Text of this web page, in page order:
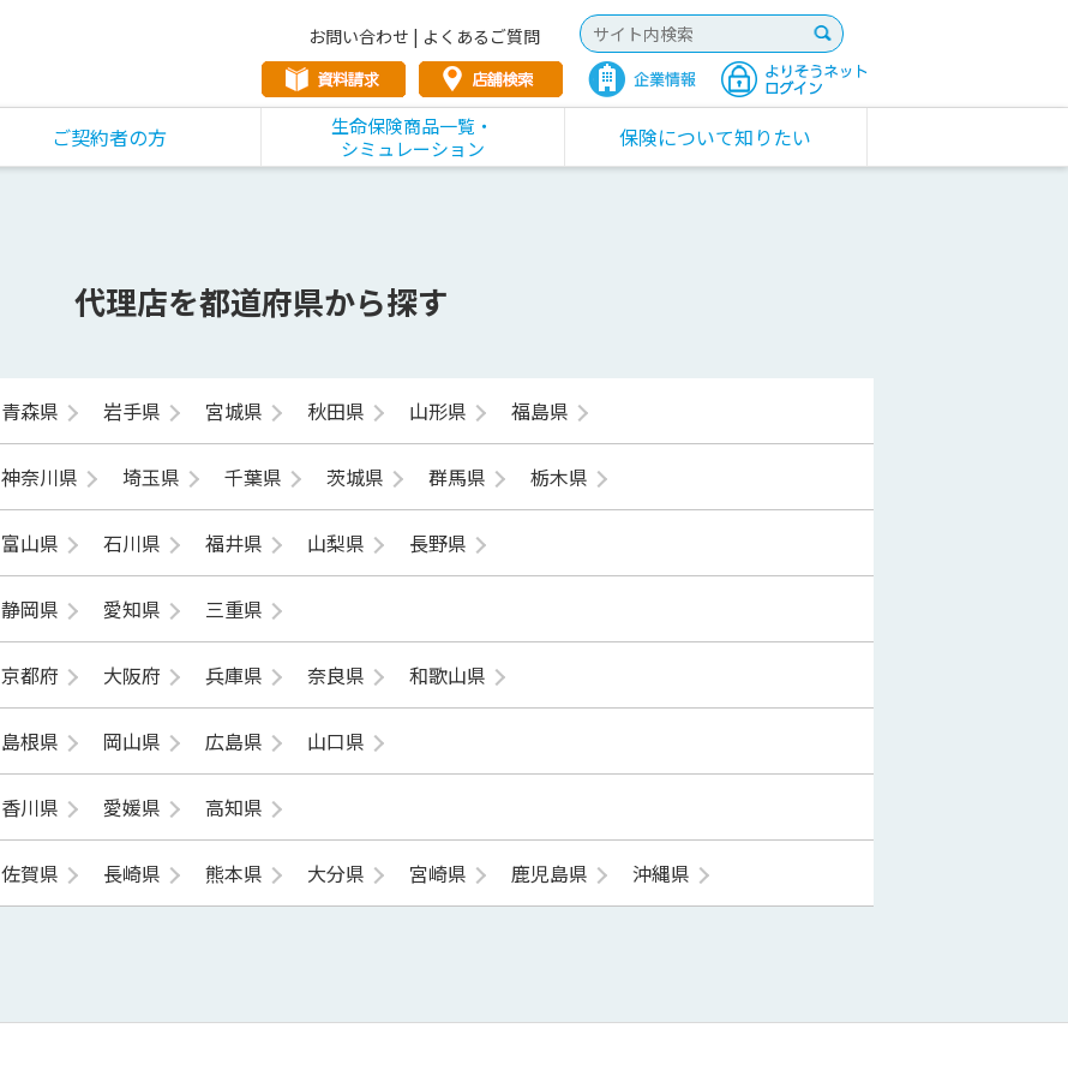
お問い合わせ | よくあるご質問
ご契約者の方
生命保険商品一覧・
シミュレーション
保険について知りたい
代理店を都道府県から探す
青森県 岩手県 宮城県 秋田県 山形県 福島県
神奈川県 埼玉県 千葉県 茨城県 群馬県 栃木県
富山県 石川県 福井県 山梨県 長野県
静岡県 愛知県 三重県
京都府 大阪府 兵庫県 奈良県 和歌山県
島根県 岡山県 広島県 山口県
香川県 愛媛県 高知県
佐賀県 長崎県 熊本県 大分県 宮崎県 鹿児島県 沖縄県